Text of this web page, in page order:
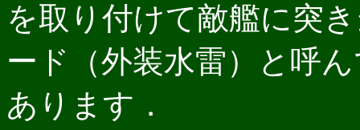
を取り付けて敵艦に突
ード（外装水雷）と呼
あります．